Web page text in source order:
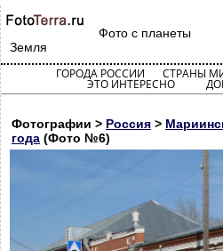
Фото с планеты
Земля
ГОРОДА РОССИИ СТРАНЫ
ЭТО ИНТЕРЕСНО
Фотографии > Россия >
года (Фото №6)